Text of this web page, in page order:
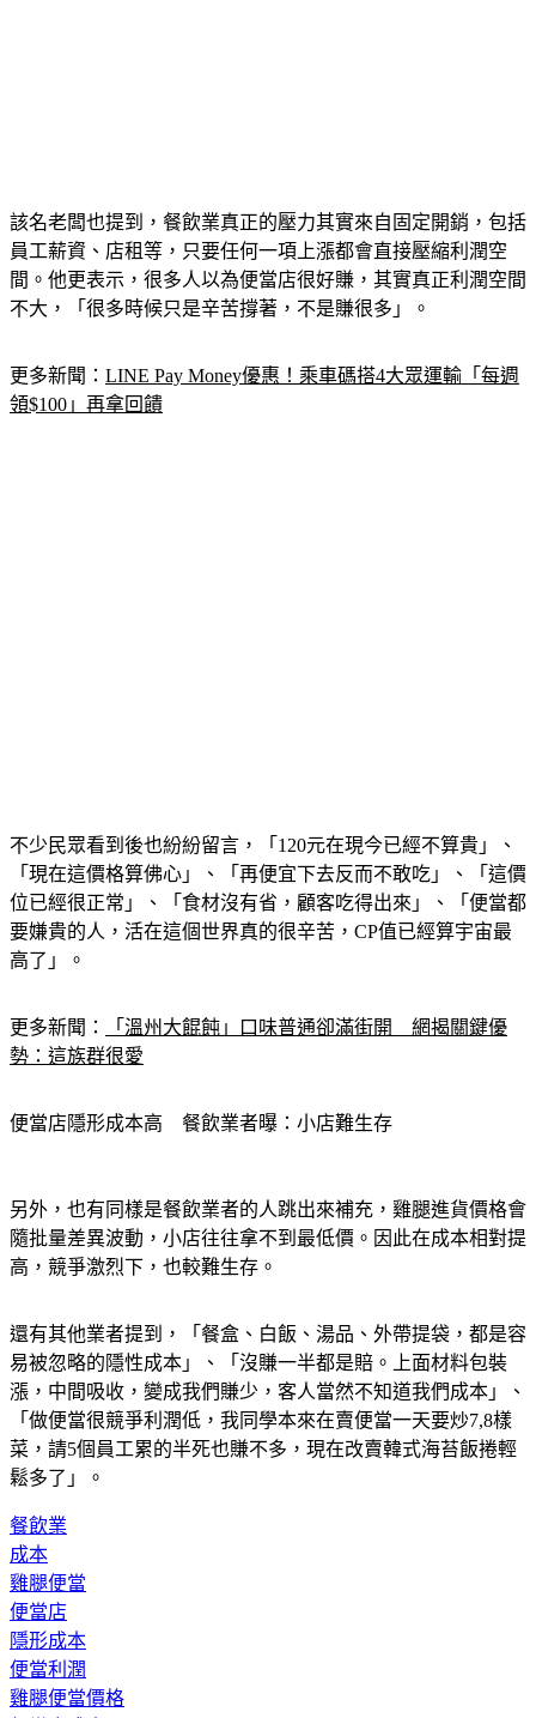
該名老闆也提到，餐飲業真正的壓力其實來自固定開銷，包括
員工薪資、店租等，只要任何一項上漲都會直接壓縮利潤空
間。他更表示，很多人以為便當店很好賺，其實真正利潤空間
不大，「很多時候只是辛苦撐著，不是賺很多」。
更多新聞： LINE Pay Money優惠！乘車碼搭4大眾運輸「每週
領$100」再拿回饋
不少民眾看到後也紛紛留言，「120元在現今已經不算貴」、
「現在這價格算佛心」、「再便宜下去反而不敢吃」、「這價
位已經很正常」、「食材沒有省，顧客吃得出來」、「便當都
要嫌貴的人，活在這個世界真的很辛苦，CP值已經算宇宙最
高了」。
更多新聞：
「溫州大餛飩」口味普通卻滿街開　網揭關鍵優
勢：這族群很愛
便當店隱形成本高　餐飲業者曝：小店難生存
另外，也有同樣是餐飲業者的人跳出來補充，雞腿進貨價格會
隨批量差異波動，小店往往拿不到最低價。因此在成本相對提
高，競爭激烈下，也較難生存。
還有其他業者提到，「餐盒、白飯、湯品、外帶提袋，都是容
易被忽略的隱性成本」、「沒賺一半都是賠。上面材料包裝
漲，中間吸收，變成我們賺少，客人當然不知道我們成本」、
「做便當很競爭利潤低，我同學本來在賣便當一天要炒7,8樣
菜，請5個員工累的半死也賺不多，現在改賣韓式海苔飯捲輕
鬆多了」。
餐飲業
成本
雞腿便當
便當店
隱形成本
便當利潤
雞腿便當價格